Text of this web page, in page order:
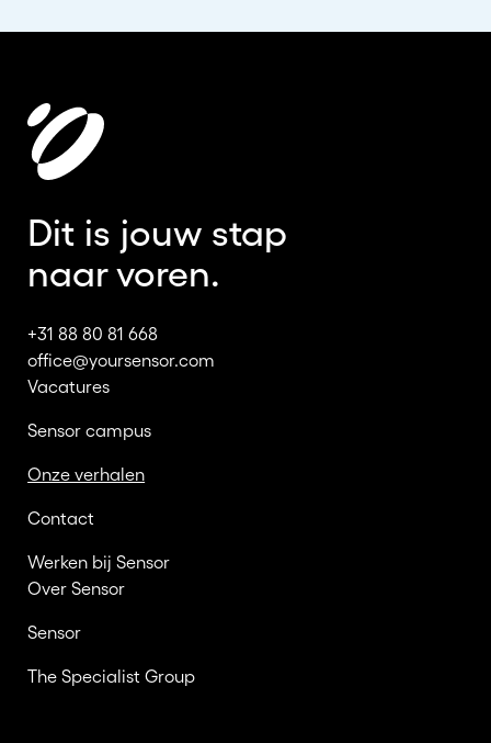
Dit is jouw stap
naar voren.
+31 88 80 81 668
office@yoursensor.com
Vacatures
Sensor campus
Onze verhalen
Contact
Werken bij Sensor
Over Sensor
Sensor
The Specialist Group